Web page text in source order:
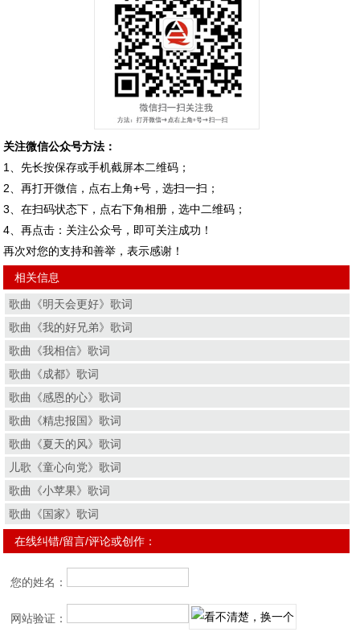
关注微信公众号方法：
1、先长按保存或手机截屏本二维码；
2、再打开微信，点右上角+号，选扫一扫；
3、在扫码状态下，点右下角相册，选中二维码；
4、再点击：关注公众号，即可关注成功！
再次对您的支持和善举，表示感谢！
相关信息
歌曲《明天会更好》歌词
歌曲《我的好兄弟》歌词
歌曲《我相信》歌词
歌曲《成都》歌词
歌曲《感恩的心》歌词
歌曲《精忠报国》歌词
歌曲《夏天的风》歌词
儿歌《童心向党》歌词
歌曲《小苹果》歌词
歌曲《国家》歌词
在线纠错/留言/评论或创作：
您的姓名：
网站验证：